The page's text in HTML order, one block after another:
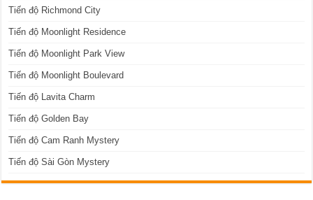
Tiến độ Richmond City
Tiến độ Moonlight Residence
Tiến độ Moonlight Park View
Tiến độ Moonlight Boulevard
Tiến độ Lavita Charm
Tiến độ Golden Bay
Tiến độ Cam Ranh Mystery
Tiến độ Sài Gòn Mystery